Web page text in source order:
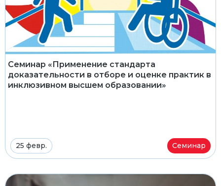
Семинар «Применение стандарта
доказательности в отборе и оценке практик в
инклюзивном высшем образовании»
25 февр. Семинар